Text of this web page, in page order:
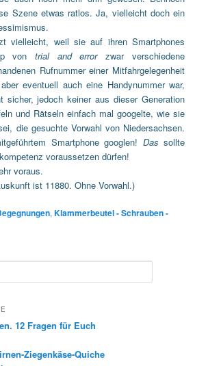
Szene etwas ratlos. Ja, vielleicht doch ein
vielleicht, weil sie auf ihren Smartphones
von trial and errorzwar verschiedene
Rufnummer einer Mitfahrgelegenheit
eventuell auch eine Handynummer war,
sicher, jedoch keiner aus dieser Generation
und Rätseln einfach mal googelte, wie sie
die gesuchte Vorwahl von Niedersachsen.
Smartphone googlen! Das sollte
voraussetzen dürfen!
voraus.
ist 11880. Ohne Vorwahl.)
,Klammerbeutel - Schrauben -
12 Fragen für Euch
Ziegenkäse-Quiche